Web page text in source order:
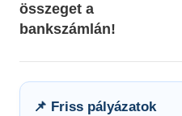
összeget a
bankszámlán!
📌 Friss pályázatok